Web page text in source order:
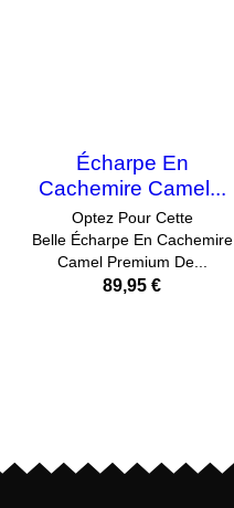
Écharpe En
Cachemire Camel...
Optez Pour Cette
Belle Écharpe En Cachemire
Camel Premium De...
89,95 €